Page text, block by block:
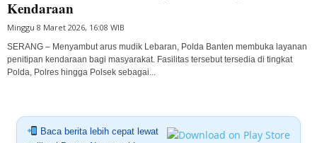
Kendaraan
Minggu 8 Maret 2026, 16:08 WIB
SERANG – Menyambut arus mudik Lebaran, Polda Banten membuka layanan
penitipan kendaraan bagi masyarakat. Fasilitas tersebut tersedia di tingkat
Polda, Polres hingga Polsek sebagai...
Baca berita lebih cepat lewat